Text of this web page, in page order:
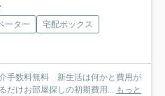
ーター
宅配ボックス
手数料無料 新生活は何かと費用が
だけお部屋探しの初期費用...
もっと